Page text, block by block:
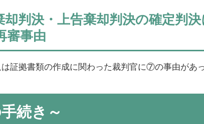
判決・上告棄却判決の確定判
審事由
証拠書類の作成に関わった裁判官に⑦の事由があ
続き～